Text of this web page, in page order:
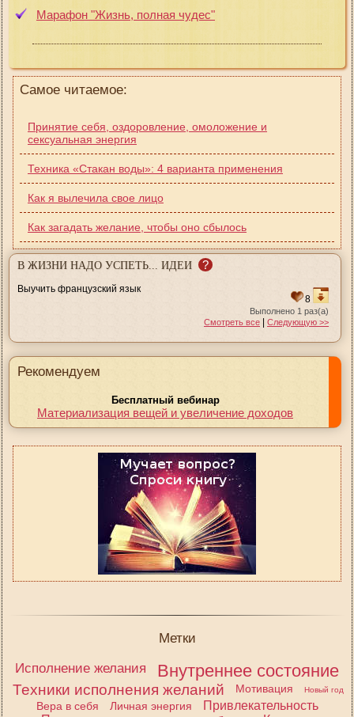
Марафон "Жизнь, полная чудес"
Самое читаемое:
Принятие себя, оздоровление, омоложение и
сексуальная энергия
Техника «Cтакан воды»: 4 варианта применения
Как я вылечила свое лицо
Как загадать желание, чтобы оно сбылось
В ЖИЗНИ НАДО УСПЕТЬ... ИДЕИ ?
Выучить французский язык
8
Выполнено 1 раз(а)
Смотреть все | Следующую >>
Рекомендуем
Бесплатный вебинар
Материализация вещей и увеличение доходов
Метки
Исполнение желания
Внутреннее состояние
Техники исполнения желаний Мотивация Новый год
Вера в себя Личная энергия
Привлекательность